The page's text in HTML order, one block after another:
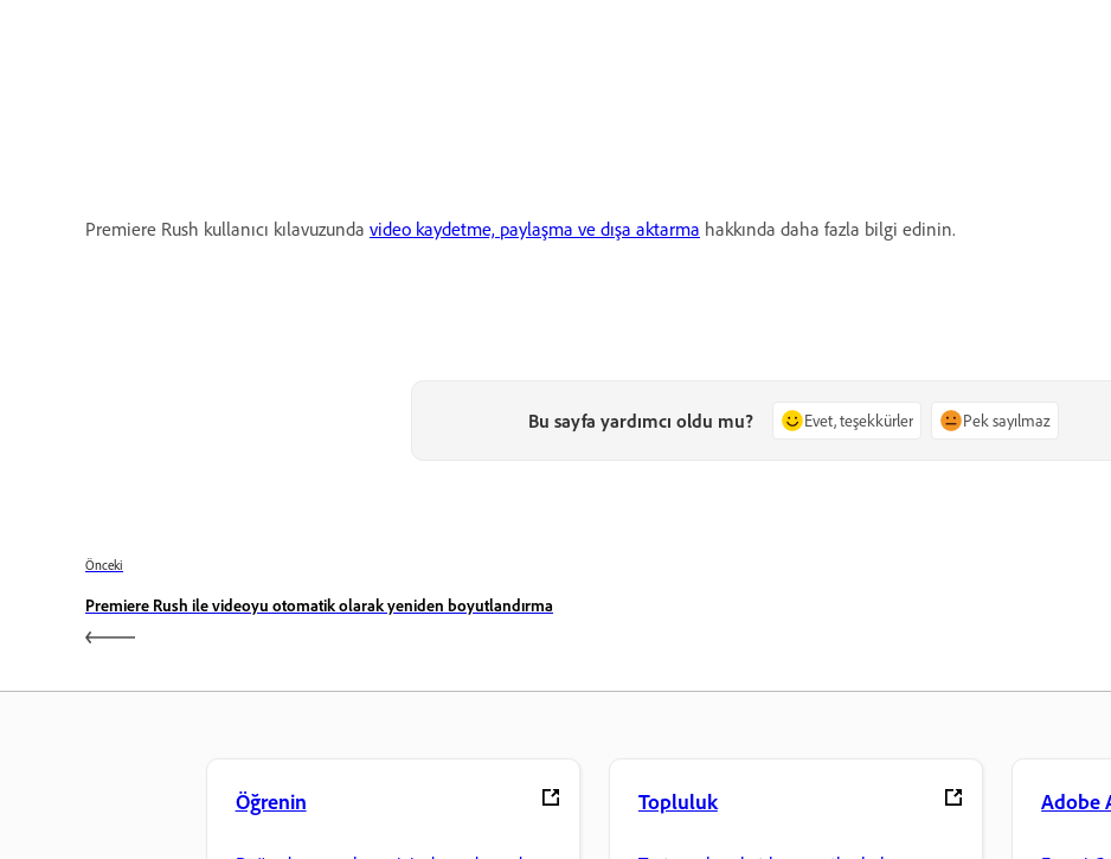
Premiere Rush kullanıcı kılavuzunda video kaydetme, paylaşma ve dışa aktarma hakkında daha fazla bilgi edinin.
Bu sayfa yardımcı oldu mu? Evet, teşekkürler Pek sayılmaz
Önceki
Premiere Rush ile videoyu otomatik olarak yeniden boyutlandırma
Öğrenin Topluluk Adobe